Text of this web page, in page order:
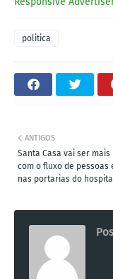
politica
ANTIGOS
Santa Casa vai ser mais
com o fluxo de pessoas
nas portarias do